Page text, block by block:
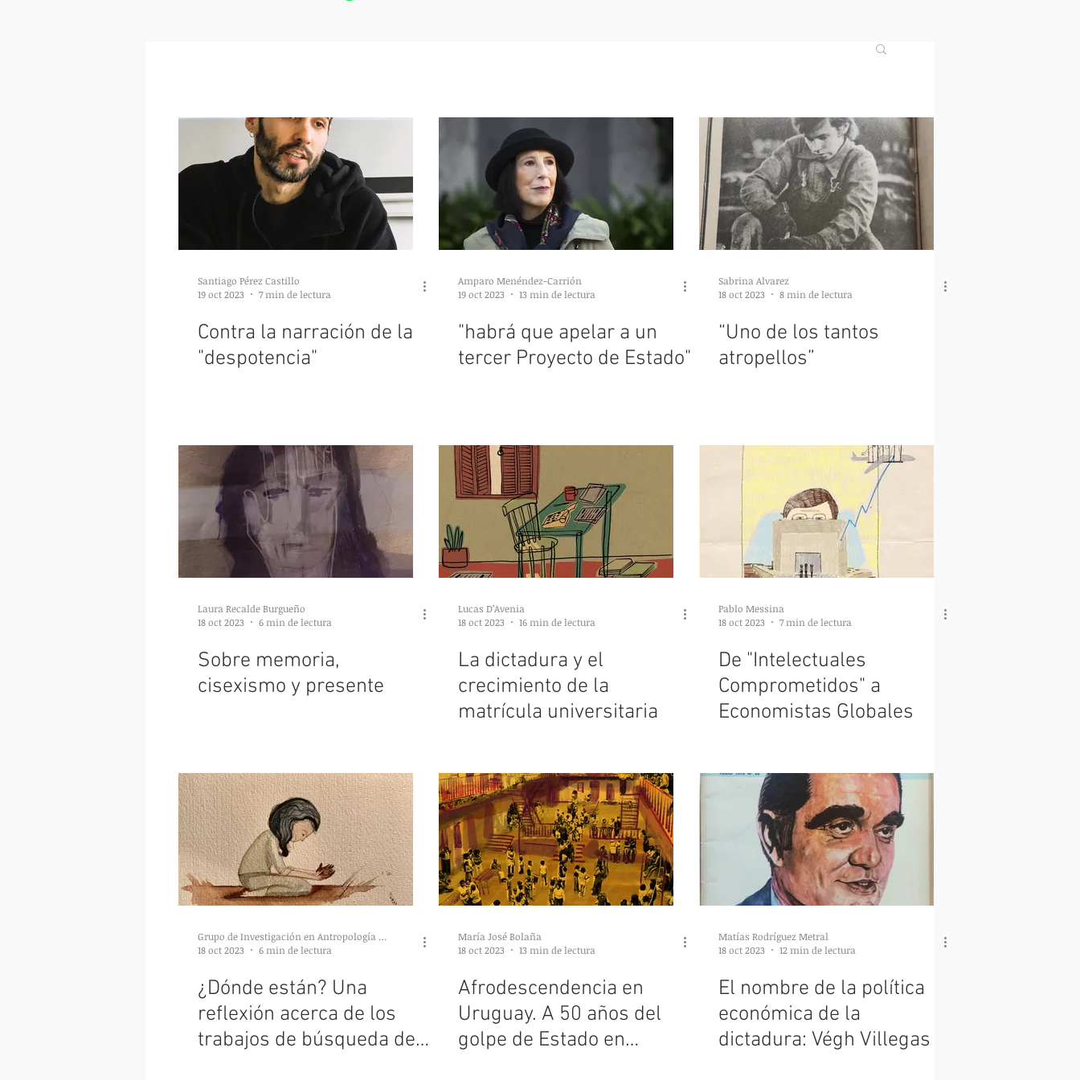
Santiago Pérez Castillo
19 oct 2023
7 min de lectura
Contra la narración de la
"despotencia"
Amparo Menéndez-Carrión
19 oct 2023
13 min de lectura
"habrá que apelar a un
tercer Proyecto de Estado"
Sabrina Alvarez
18 oct 2023
8 min de lectura
“Uno de los tantos
atropellos”
Laura Recalde Burgueño
18 oct 2023
6 min de lectura
Sobre memoria,
cisexismo y presente
Lucas D’Avenia
18 oct 2023
16 min de lectura
La dictadura y el
crecimiento de la
matrícula universitaria
Pablo Messina
18 oct 2023
7 min de lectura
De "Intelectuales
Comprometidos" a
Economistas Globales
Grupo de Investigación en Antropología Forense (GIAF)
18 oct 2023
6 min de lectura
¿Dónde están? Una
reflexión acerca de los
trabajos de búsqueda de
María José Bolaña
18 oct 2023
13 min de lectura
Afrodescendencia en
Uruguay. A 50 años del
golpe de Estado en
Matías Rodríguez Metral
18 oct 2023
12 min de lectura
El nombre de la política
económica de la
dictadura: Végh Villegas